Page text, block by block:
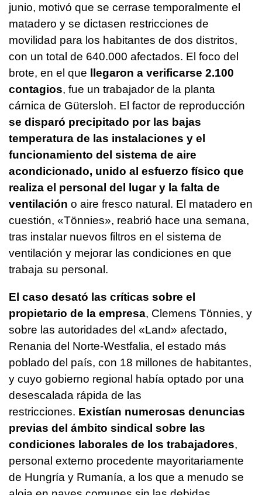
junio, motivó que se cerrase temporalmente el
matadero y se dictasen restricciones de
movilidad para los habitantes de dos distritos,
con un total de 640.000 afectados. El foco del
brote, en el que llegaron a verificarse 2.100
contagios, fue un trabajador de la planta
cárnica de Gütersloh. El factor de reproducción
se disparó precipitado por las bajas
temperatura de las instalaciones y el
funcionamiento del sistema de aire
acondicionado, unido al esfuerzo físico que
realiza el personal del lugar y la falta de
ventilación o aire fresco natural. El matadero en
cuestión, «Tönnies», reabrió hace una semana,
tras instalar nuevos filtros en el sistema de
ventilación y mejorar las condiciones en que
trabaja su personal.
El caso desató las críticas sobre el
propietario de la empresa, Clemens Tönnies, y
sobre las autoridades del «Land» afectado,
Renania del Norte-Westfalia, el estado más
poblado del país, con 18 millones de habitantes,
y cuyo gobierno regional había optado por una
desescalada rápida de las
restricciones. Existían numerosas denuncias
previas del ámbito sindical sobre las
condiciones laborales de los trabajadores,
personal externo procedente mayoritariamente
de Hungría y Rumanía, a los que a menudo se